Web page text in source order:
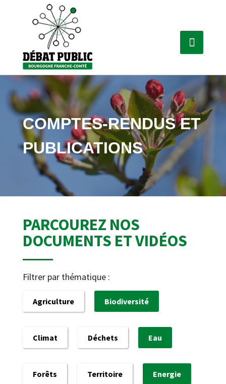
COMPTES-RENDUS ET
PUBLICATIONS
PARCOUREZ NOS
DOCUMENTS ET VIDÉOS
Filtrer par thématique :
Agriculture Biodiversité
Climat Déchets Eau
Forêts Territoire Energie